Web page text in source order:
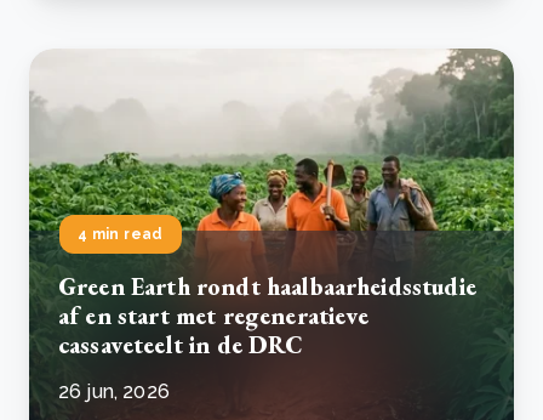
4 min read
Green Earth rondt haalbaarheidsstudie
af en start met regeneratieve
cassaveteelt in de DRC
26 jun, 2026